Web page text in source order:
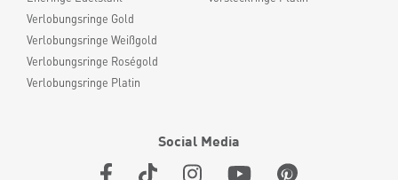
Verlobungsringe Gold
Verlobungsringe Weißgold
Verlobungsringe Roségold
Verlobungsringe Platin
Social Media